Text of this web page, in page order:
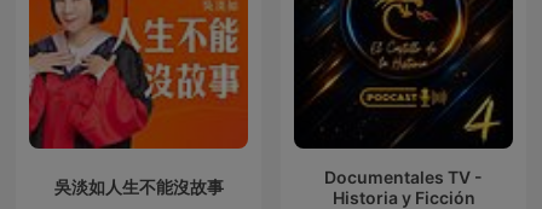
吳淡如人生不能沒故事
Documentales TV -
Historia y Ficción